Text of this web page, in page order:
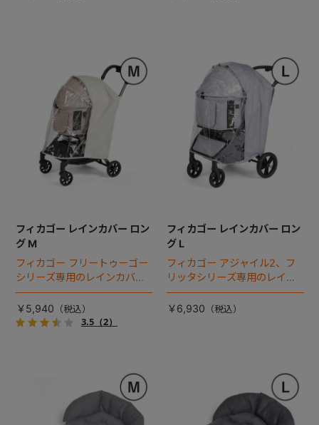
フィカゴー レインカバー ロン
グ M
フィカゴー フリートゥーゴー
シリーズ専用のレインカバ
ー。雨の日のお出かけも安
心。
￥5,940
3.5（2）
フィカゴー レインカバー ロン
グ L
フィカゴー アジャイル2、フ
リッタシリーズ専用のレイン
カバー。雨の日のお出かけも
安心。
￥6,930